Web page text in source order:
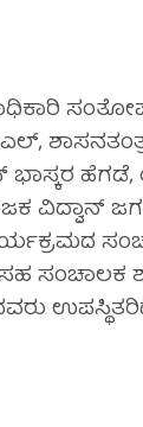
ಭಾಸ್ಕರ
ವಿದ್ವಾನ್
ಸಂಚಾಲಕ